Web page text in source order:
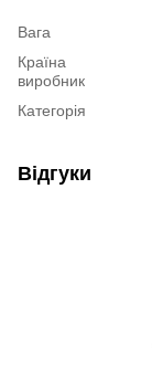
Вага
Країна
виробник
Категорія
Відгуки